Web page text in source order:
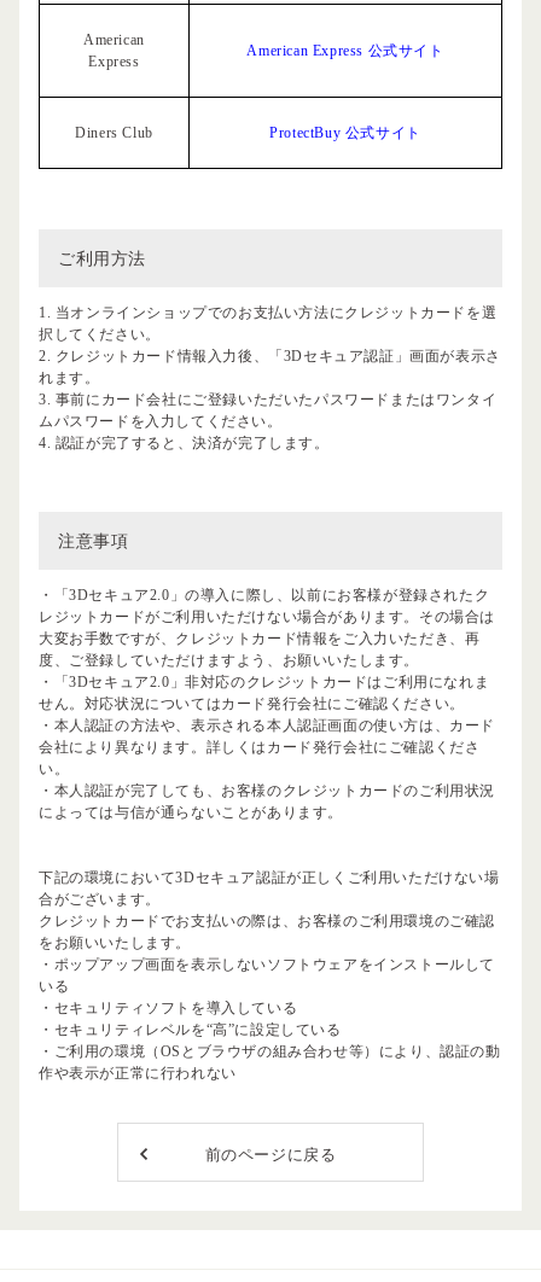
American
Express
American Express 公式サイト
Diners Club ProtectBuy 公式サイト
ご利用方法
1. 当オンラインショップでのお支払い方法にクレジットカードを選
択してください。
2. クレジットカード情報入力後、「3Dセキュア認証」画面が表示さ
れます。
3. 事前にカード会社にご登録いただいたパスワードまたはワンタイ
ムパスワードを入力してください。
4. 認証が完了すると、決済が完了します。
注意事項
・「3Dセキュア2.0」の導入に際し、以前にお客様が登録されたク
レジットカードがご利用いただけない場合があります。その場合は
大変お手数ですが、クレジットカード情報をご入力いただき、再
度、ご登録していただけますよう、お願いいたします。
・「3Dセキュア2.0」非対応のクレジットカードはご利用になれま
せん。対応状況についてはカード発行会社にご確認ください。
・本人認証の方法や、表示される本人認証画面の使い方は、カード
会社により異なります。詳しくはカード発行会社にご確認くださ
い。
・本人認証が完了しても、お客様のクレジットカードのご利用状況
によっては与信が通らないことがあります。
下記の環境において3Dセキュア認証が正しくご利用いただけない場
合がございます。
クレジットカードでお支払いの際は、お客様のご利用環境のご確認
をお願いいたします。
・ポップアップ画面を表示しないソフトウェアをインストールして
いる
・セキュリティソフトを導入している
・セキュリティレベルを“高”に設定している
・ご利用の環境（OSとブラウザの組み合わせ等）により、認証の動
作や表示が正常に行われない
前のページに戻る